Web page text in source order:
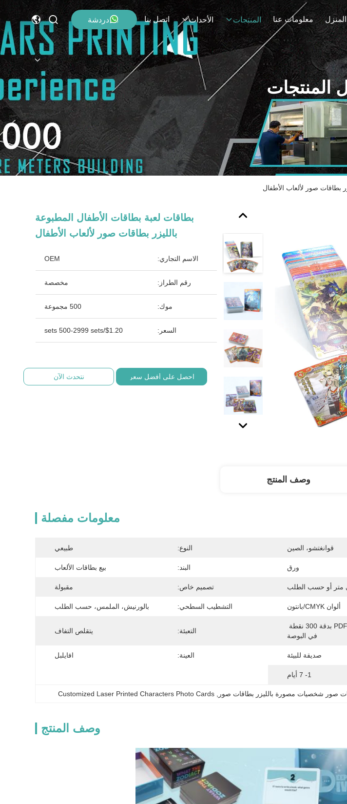
المنزل معلومات عنا المنتجات الأحداث اتصل بنا دردشة
المنتجات
بطاقات صور لألعاب الأطفال
بطاقات لعبة بطاقات الأطفال المطبوعة
بالليزر بطاقات صور لألعاب الأطفال
الاسم التجاري: OEM
رقم الطراز: مخصصة
موك: 500 مجموعة
السعر: $1.20/sets 500-2999 sets
احصل على أفضل سعر نتحدث الآن
وصف المنتج
معلومات مفصلة
قوانغتشو، الصين النوع: طبيعي
ورق البند: بيع بطاقات الألعاب
تصميم خاص: مقبولة
ألوان CMYK/بانتون التشطيب السطحي: بالورنيش، الملمس، حسب الطلب
في البوصة
التعبئة: يتقلص التفاف
صديقة للبيئة العينة: افايلبل
1- 7 أيام
صور شخصيات مصورة بالليزر بطاقات صور ,
Customized Laser Printed Characters Photo Cards
وصف المنتج